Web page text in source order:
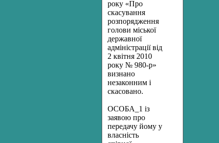
року «Про
скасування
розпорядження
голови міської
державної
адміністрації від
2 квітня 2010
року № 980-р»
визнано
незаконним і
скасовано.
ОСОБА_1 із
заявою про
передачу йому у
власність